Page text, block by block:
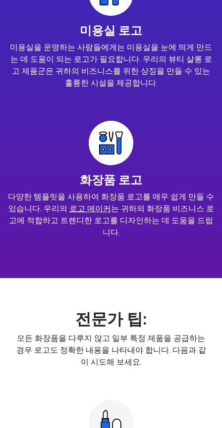
미용실 로고
미용실을 운영하는 사람들에게는 미용실을 눈에 띄게 만드
는 데 도움이 되는 로고가 필요합니다. 우리의 뷰티 살롱 로
고 제품군은 귀하의 비즈니스를 위한 상징을 만들 수 있는
훌륭한 시설을 제공합니다.
화장품 로고
다양한 템플릿을 사용하여 화장품 로고를 매우 쉽게 만들 수
있습니다. 우리의 로고 메이커는 귀하의 화장품 비즈니스 로
고에 적합하고 트렌디한 로고를 디자인하는 데 도움을 드립
니다.
전문가 팁:
모든 화장품을 다루지 않고 일부 특정 제품을 공급하는
경우 로고도 정확한 내용을 나타내야 합니다. 다음과 같
이 시도해 보세요.